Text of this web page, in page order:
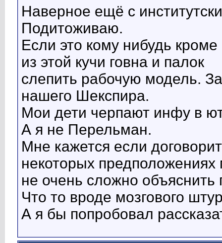
Наверное ещё с
Подитоживаю.
Если это кому нибудь
из этой кучи говна и палок
слепить рабочую модель.
нашего Шекспира.
Мои дети черпают инфу в
А я не Перельман.
Мне кажется если
некоторых
не очень сложно
Что то вроде мозгового
А я бы попробовал